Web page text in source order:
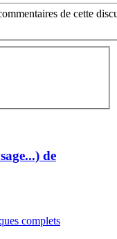
de cette
de
complets